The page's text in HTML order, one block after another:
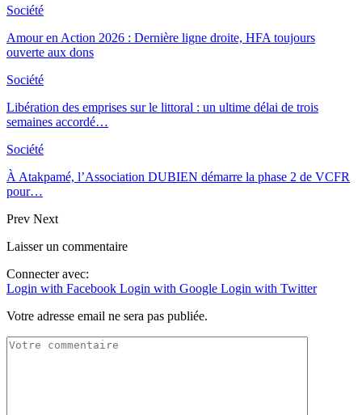
Société
Amour en Action 2026 : Dernière ligne droite, HFA toujours
ouverte aux dons
Société
Libération des emprises sur le littoral : un ultime délai de trois
semaines accordé…
Société
À Atakpamé, l’Association DUBIEN démarre la phase 2 de VCFR
pour…
Prev Next
Laisser un commentaire
Connecter avec:
Login with Facebook Login with Google Login with Twitter
Votre adresse email ne sera pas publiée.